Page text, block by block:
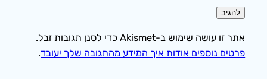
אתר זו עושה שימוש ב-Akismet כדי לסנן תגובות זבל.
פרטים נוספים אודות איך המידע מהתגובה שלך יעובד.